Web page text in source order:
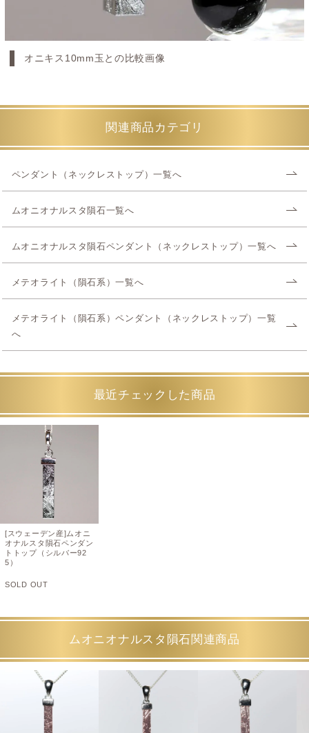
オニキス10mm玉との比較画像
関連商品カテゴリ
ペンダント（ネックレストップ）一覧へ
ムオニオナルスタ隕石一覧へ
ムオニオナルスタ隕石ペンダント（ネックレストップ）一覧へ
メテオライト（隕石系）一覧へ
メテオライト（隕石系）ペンダント（ネックレストップ）一覧
へ
最近チェックした商品
[スウェーデン産]ムオニ
オナルスタ隕石ペンダン
トトップ（シルバー92
5）
SOLD OUT
ムオニオナルスタ隕石関連商品